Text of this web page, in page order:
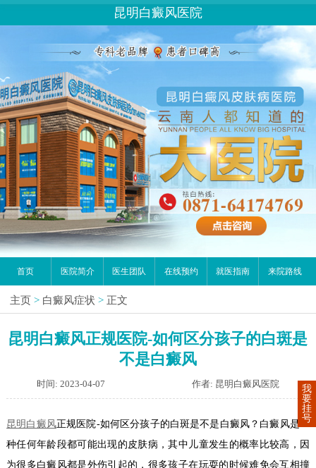
昆明白癜风医院
首页 医院简介 医生团队 在线预约 就医指南 来院路线
主页 > 白癜风症状 > 正文
昆明白癜风正规医院-如何区分孩子的白斑是
不是白癜风
时间: 2023-04-07 作者: 昆明白癜风医院
昆明白癜风正规医院-如何区分孩子的白斑是不是白癜风？白癜风是一
种任何年龄段都可能出现的皮肤病，其中儿童发生的概率比较高，因
为很多白癜风都是外伤引起的，很多孩子在玩耍的时候难免会互相撞
我
要
挂
号